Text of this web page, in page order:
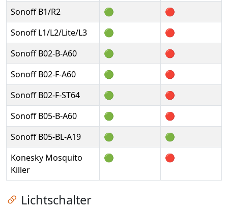
Sonoff B1/R2
🟢
🔴
Sonoff L1/L2/Lite/L3
🟢
🔴
Sonoff B02-B-A60
🟢
🔴
Sonoff B02-F-A60
🟢
🔴
Sonoff B02-F-ST64
🟢
🔴
Sonoff B05-B-A60
🟢
🔴
Sonoff B05-BL-A19
🟢
🟢
Konesky Mosquito
Killer
🟢 🔴
Zum Kapitel springen
Lichtschalter